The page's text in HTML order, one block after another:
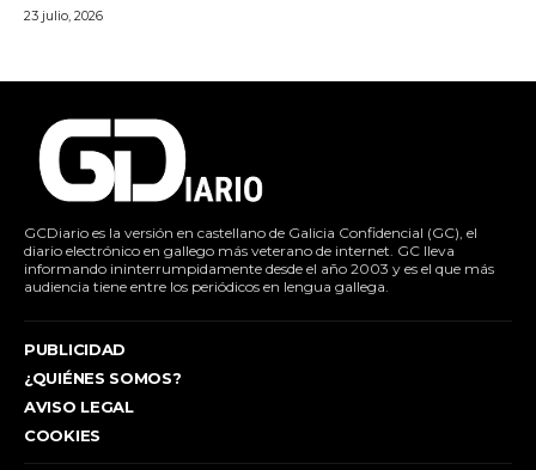
23 julio, 2026
GCDiario es la versión en castellano de Galicia Confidencial (GC), el
diario electrónico en gallego más veterano de internet. GC lleva
informando ininterrumpidamente desde el año 2003 y es el que más
audiencia tiene entre los periódicos en lengua gallega.
PUBLICIDAD
¿QUIÉNES SOMOS?
AVISO LEGAL
COOKIES